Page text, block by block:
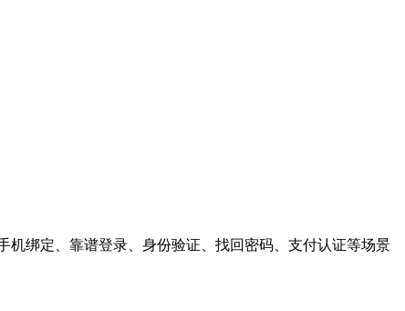
绑定、靠谱登录、身份验证、找回密码、支付认证等场景